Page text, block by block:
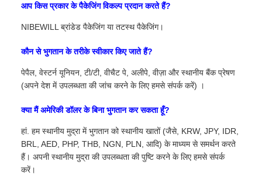
आप किस प्रकार के पैकेजिंग विकल्प प्रदान करते हैं?
NIBEWILL ब्रांडेड पैकेजिंग या तटस्थ पैकेजिंग।
कौन से भुगतान के तरीके स्वीकार किए जाते हैं?
पेपैल, वेस्टर्न यूनियन, टी/टी, वीचैट पे, अलीपे, वीज़ा और स्थानीय बैंक प्रेषण
(अपने देश में उपलब्धता की जांच करने के लिए हमसे संपर्क करें) ।
क्या मैं अमेरिकी डॉलर के बिना भुगतान कर सकता हूँ?
हां. हम स्थानीय मुद्रा में भुगतान को स्थानीय खातों (जैसे, KRW, JPY, IDR,
BRL, AED, PHP, THB, NGN, PLN, आदि) के माध्यम से समर्थन करते
हैं। अपनी स्थानीय मुद्रा की उपलब्धता की पुष्टि करने के लिए हमसे संपर्क
करें।